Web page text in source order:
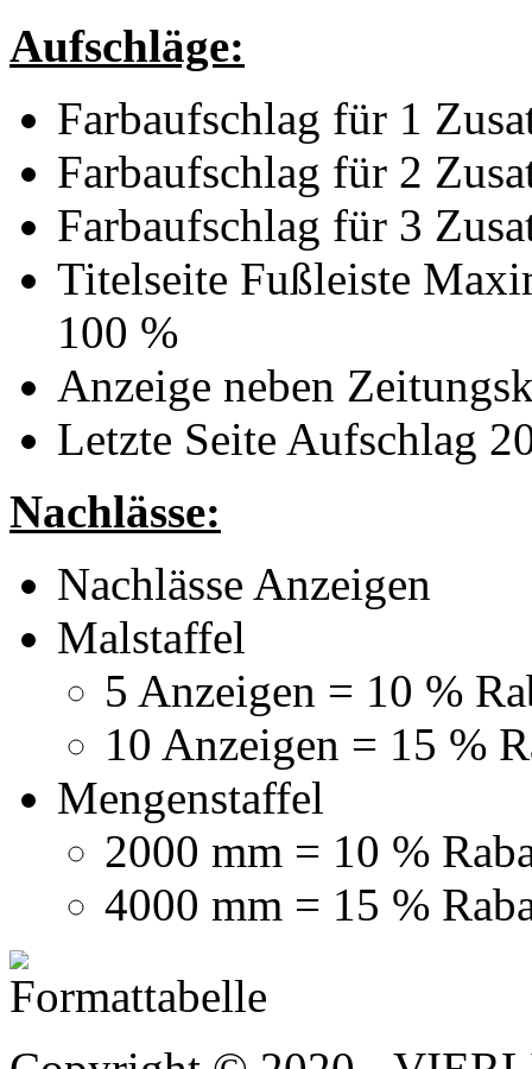
Aufschläge:
Farbaufschlag für 1
Farbaufschlag für 2
Farbaufschlag für 3
Titelseite Fußleiste
100 %
Anzeige neben
Letzte Seite Aufschlag
Nachlässe:
Nachlässe Anzeigen
Malstaffel
5 Anzeigen = 10 %
10 Anzeigen = 15 %
Mengenstaffel
2000 mm = 10 %
4000 mm = 15 %